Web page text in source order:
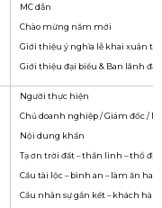
MC dẫn
Chào mừng năm mới
Giới thiệu ý nghĩa lễ khai xuân
Giới thiệu đại biểu & Ban lãnh đạo
Người thực hiện
Chủ doanh nghiệp / Giám đốc /
Nội dung khấn
Tạ ơn trời đất – thần linh – thổ địa
Cầu tài lộc – bình an – làm ăn
Cầu nhân sự gắn kết – khách